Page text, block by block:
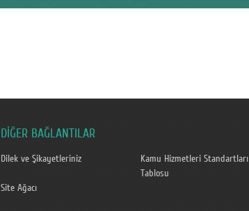
DİĞER BAĞLANTILAR
Dilek ve Şikayetleriniz
Kamu Hizmetleri Standartları
Tablosu
Site Ağacı